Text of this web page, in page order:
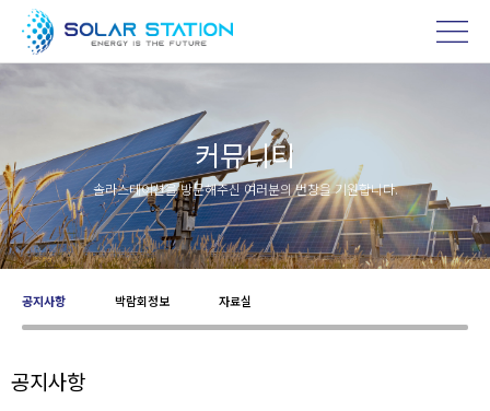
커뮤니티
솔라스테이션을 방문해주신 여러분의 번창을 기원합니다.
공지사항 박람회정보 자료실
공지사항